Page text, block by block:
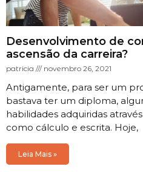
Desenvolvimento de
ascensão da carreira?
patricia novembro 26, 2021
Antigamente, para ser um
bastava ter um diploma,
habilidades adquiridas
como cálculo e escrita. Hoje,
Leia Mais »